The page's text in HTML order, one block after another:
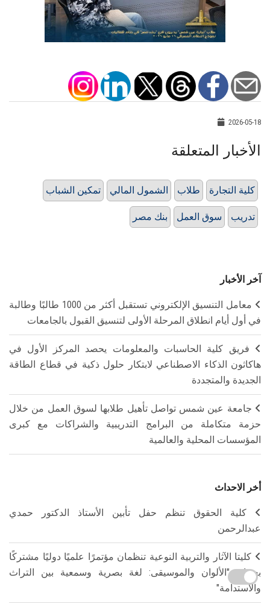
2026-05-18
الأخبار المتعلقة
تمكين الشباب الشمول المالي طلاب كلية التجارة
بنك مصر سوق العمل تدريب
آخر الأخبار
معامل التنسيق الإلكتروني تستقبل أكثر من 1000 طالبًا وطالبة
في أول أيام انطلاق المرحلة الأولى لتنسيق القبول بالجامعات
فريق كلية الحاسبات والمعلومات يحصد المركز الأول في
هاكاثون الذكاء الاصطناعي لابتكار حلول ذكية في قطاع الطاقة
الجديدة والمتجددة
جامعة عين شمس تواصل تأهيل طلابها لسوق العمل من خلال
حزمة متكاملة من البرامج التدريبية والشراكات مع كبرى
المؤسسات المحلية والعالمية
أخر الاحداث
كلية الحقوق تنظم حفل تأبين الأستاذ الدكتور حمدي
عبدالرحمن
كليتا الآثار والتربية النوعية تنظمان مؤتمرًا علميًا دوليًا مشتركًا
بعنوان "الألوان والموسيقى: لغة بصرية وسمعية بين التراث
والاستدامة"